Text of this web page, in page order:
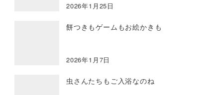
2026年1月25日
餅つきもゲームもお絵かきも
2026年1月7日
虫さんたちもご入浴なのね